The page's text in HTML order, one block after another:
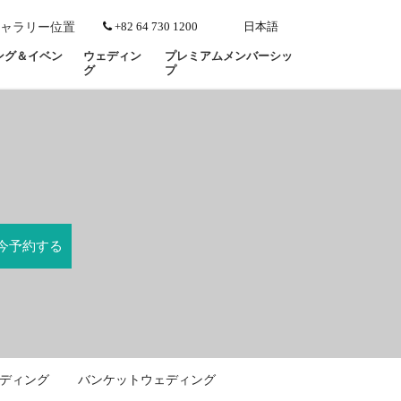
ラリー位置 +82 64 730 1200 日本語
グ＆イベン
ウェディン
グ
プレミアムメンバーシッ
プ
ィング バンケットウェディング